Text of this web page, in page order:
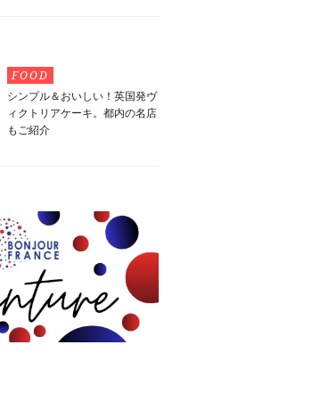
FOOD
シンプル＆おいしい！英国発ヴ
ィクトリアケーキ。都内の名店
もご紹介